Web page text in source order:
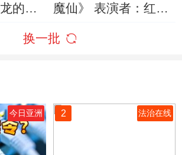
的运
魔仙》 表演者：红果
换一批
今日亚洲 2 法治在线